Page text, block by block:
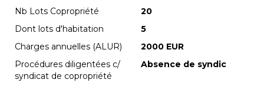
Nb Lots Copropriété
20
Dont lots d'habitation
5
Charges annuelles (ALUR)
2000 EUR
Procédures diligentées c/
syndicat de copropriété
Absence de syndic